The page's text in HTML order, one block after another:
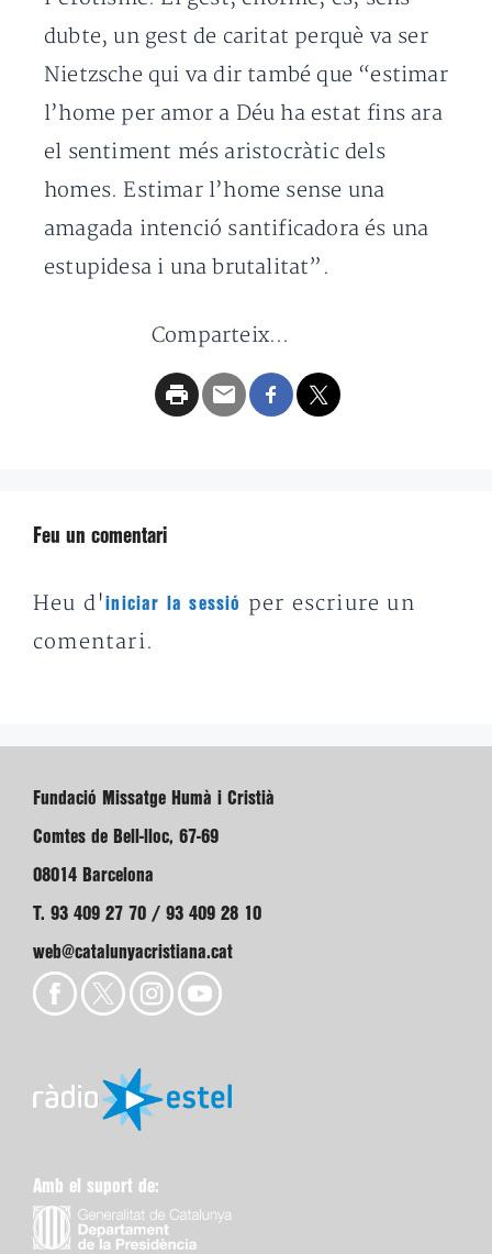
dubte, un gest de caritat perquè va ser
Nietzsche qui va dir també que “estimar
l’home per amor a Déu ha estat fins ara
el sentiment més aristocràtic dels
homes. Estimar l’home sense una
amagada intenció santificadora és una
estupidesa i una brutalitat”.
Comparteix...
Feu un comentari
Heu d'iniciar la sessió
per escriure un
comentari.
Fundació Missatge Humà i Cristià
Comtes de Bell-lloc, 67-69
08014 Barcelona
T. 93 409 27 70 / 93 409 28 10
web@catalunyacristiana.cat
Amb el suport de: